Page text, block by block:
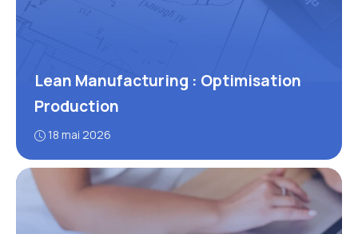
Lean Manufacturing : Optimisation
Production
18 mai 2026